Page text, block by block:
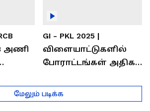
அணி
RCB
GI - PKL 2025 |
விளையாட்டுகளில்
போராட்டங்கள் அதிகம்
பயிற்சியாளர் பிரீத்தி
ரதி
மேலும் படிக்க